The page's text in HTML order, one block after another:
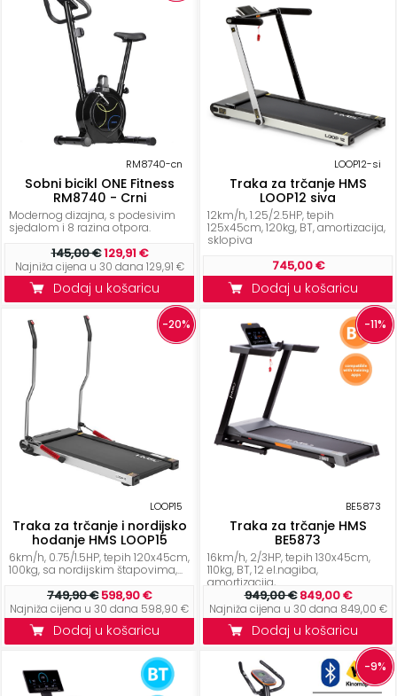
RM8740-cn
Sobni bicikl ONE Fitness
RM8740 - Crni
Modernog dizajna, s podesivim
sjedalom i 8 razina otpora.
145,00 €129,91 €
Najniža cijena u 30 dana 129,91 €
Dodaj u košaricu
LOOP12-si
Traka za trčanje HMS
LOOP12 siva
12km/h, 1.25/2.5HP, tepih
125x45cm, 120kg, BT, amortizacija,
sklopiva
745,00 €
Dodaj u košaricu
-20%
LOOP15
Traka za trčanje i nordijsko
hodanje HMS LOOP15
6km/h, 0.75/1.5HP, tepih 120x45cm,
100kg, sa nordijskim štapovima,...
749,90 €598,90 €
Najniža cijena u 30 dana 598,90 €
Dodaj u košaricu
-11%
BE5873
Traka za trčanje HMS
BE5873
16km/h, 2/3HP, tepih 130x45cm,
110kg, BT, 12 el.nagiba,
amortizacija,...
949,00 €849,00 €
Najniža cijena u 30 dana 849,00 €
Dodaj u košaricu
-9%